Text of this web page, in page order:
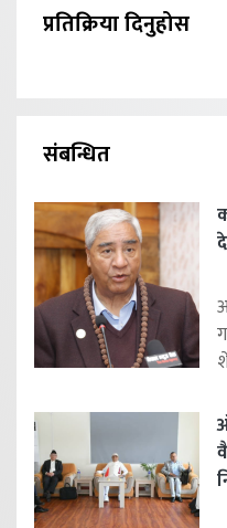
प्रतिक्रिया दिनुहोस
संबन्धित